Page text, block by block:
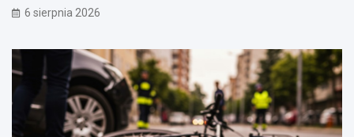
6 sierpnia 2026